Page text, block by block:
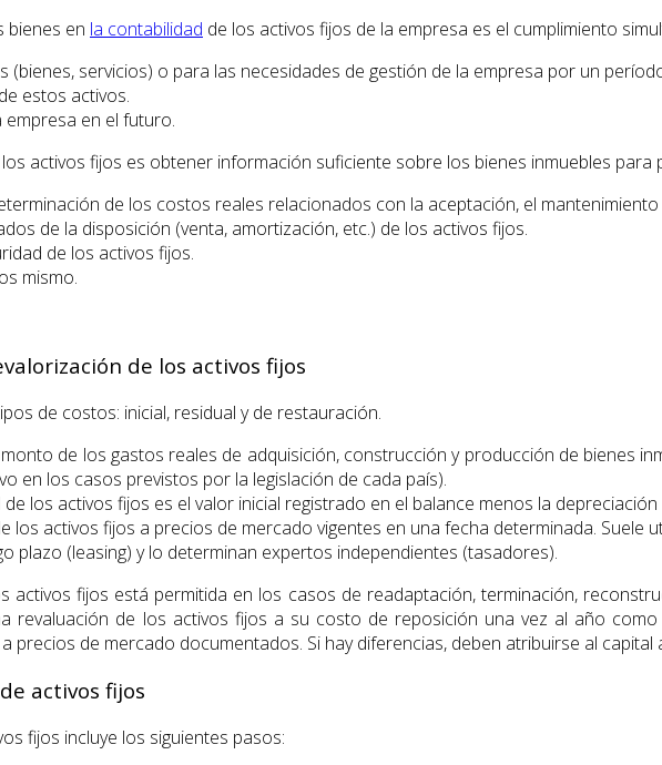
bienes en la contabilidad de los activos fijos de la empresa es el cumplimiento
(bienes, servicios) o para las necesidades de gestión de la empresa por un
estos activos.
en el futuro.
activos fijos es obtener información suficiente sobre los bienes inmuebles
de los costos reales relacionados con la aceptación, el
de la disposición (venta, amortización, etc.) de los activos fijos.
de los activos fijos.
mismo.
de los activos fijos
de costos: inicial, residual y de restauración.
de los gastos reales de adquisición, construcción y producción de bienes
en los casos previstos por la legislación de cada país).
de los activos fijos es el valor inicial registrado en el balance menos la
los activos fijos a precios de mercado vigentes en una fecha determinada. Suele
plazo (leasing) y lo determinan expertos independientes (tasadores).
activos fijos está permitida en los casos de readaptación, terminación,
revaluación de los activos fijos a su costo de reposición una vez al año
precios de mercado documentados. Si hay diferencias, deben atribuirse al capital
activos fijos
fijos incluye los siguientes pasos: